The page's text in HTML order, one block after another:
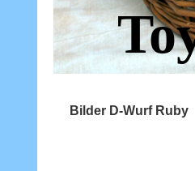
Bilder D-Wurf Ruby